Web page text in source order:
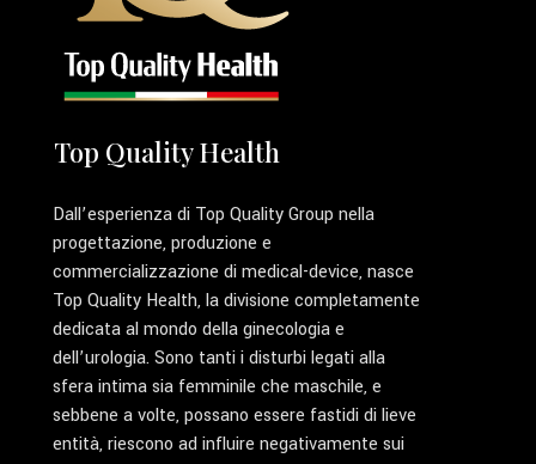
Top Quality Health
Dall’esperienza di Top Quality Group nella
progettazione, produzione e
commercializzazione di medical-device, nasce
Top Quality Health, la divisione completamente
dedicata al mondo della ginecologia e
dell’urologia. Sono tanti i disturbi legati alla
sfera intima sia femminile che maschile, e
sebbene a volte, possano essere fastidi di lieve
entità, riescono ad influire negativamente sui